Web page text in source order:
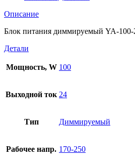
Описание
Блок питания диммируемый YA-100-
Детали
Мощность, W 100
Выходной ток 24
Тип Диммируемый
Рабочее напр. 170-250